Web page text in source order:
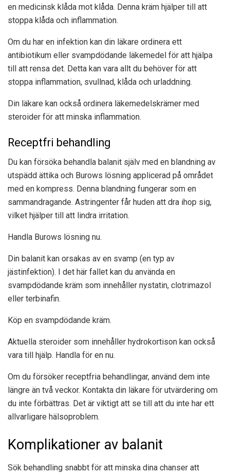
en medicinsk klåda mot klåda. Denna kräm hjälper till att
stoppa klåda och inflammation.
Om du har en infektion kan din läkare ordinera ett
antibiotikum eller svampdödande läkemedel för att hjälpa
till att rensa det. Detta kan vara allt du behöver för att
stoppa inflammation, svullnad, klåda och urladdning.
Din läkare kan också ordinera läkemedelskrämer med
steroider för att minska inflammation.
Receptfri behandling
Du kan försöka behandla balanit själv med en blandning av
utspädd ättika och Burows lösning applicerad på området
med en kompress. Denna blandning fungerar som en
sammandragande. Astringenter får huden att dra ihop sig,
vilket hjälper till att lindra irritation.
Handla Burows lösning nu.
Din balanit kan orsakas av en svamp (en typ av
jästinfektion). I det här fallet kan du använda en
svampdödande kräm som innehåller nystatin, clotrimazol
eller terbinafin.
Köp en svampdödande kräm.
Aktuella steroider som innehåller hydrokortison kan också
vara till hjälp. Handla för en nu.
Om du försöker receptfria behandlingar, använd dem inte
längre än två veckor. Kontakta din läkare för utvärdering om
du inte förbättras. Det är viktigt att se till att du inte har ett
allvarligare hälsoproblem.
Komplikationer av balanit
Sök behandling snabbt för att minska dina chanser att